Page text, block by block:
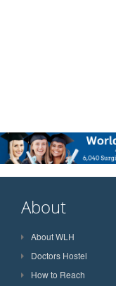
About
About WLH
Doctors Hostel
How to Reach